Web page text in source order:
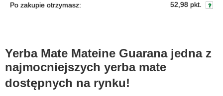
Po zakupie otrzymasz:
52,98 pkt.
Yerba Mate Mateine Guarana jedna z
najmocniejszych yerba mate
dostępnych na rynku!